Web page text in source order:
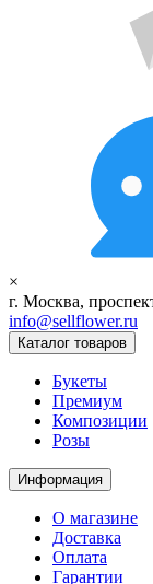
×
г. Москва,
info@sellflower.ru
Каталог товаров
Букеты
Премиум
Композиции
Розы
Информация
О магазине
Доставка
Оплата
Гарантии